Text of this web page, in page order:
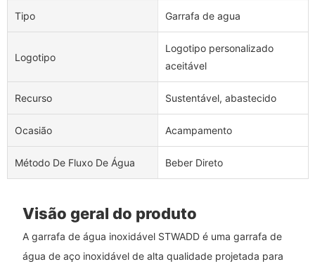
Tipo Garrafa de agua
Logotipo
Logotipo personalizado
aceitável
Recurso Sustentável, abastecido
Ocasião Acampamento
Método De Fluxo De Água Beber Direto
Visão geral do produto
A garrafa de água inoxidável STWADD é uma garrafa de
água de aço inoxidável de alta qualidade projetada para